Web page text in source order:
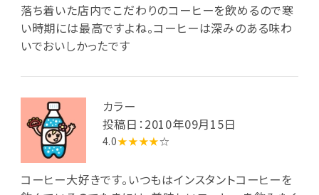
落ち着いた店内でこだわりのコーヒーを飲めるので寒
い時期には最高ですよね。コーヒーは深みのある味わ
いでおいしかったです
カラー
投稿日：2010年09月15日
4.0★★★★☆
コーヒー大好きです。いつもはインスタントコーヒーを